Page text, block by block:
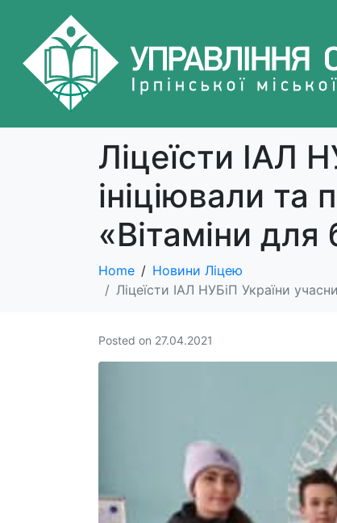
Ліцеїсти ІАЛ
ініціювали
«Вітаміни для
Home
Новини Ліцею
Ліцеїсти ІАЛ НУБіП України
Posted on 27.04.2021